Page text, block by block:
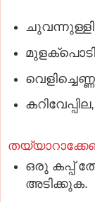
വെളിച്ചെണ്ണ
കറിവേപ്പില,
ഒരു കപ്പ്
അടിക്കുക.